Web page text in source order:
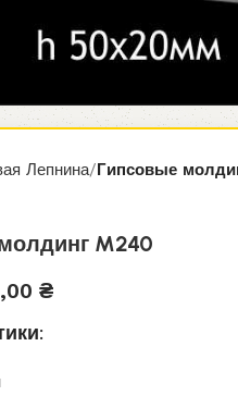
Лепнина Гипсовые
M240
₴